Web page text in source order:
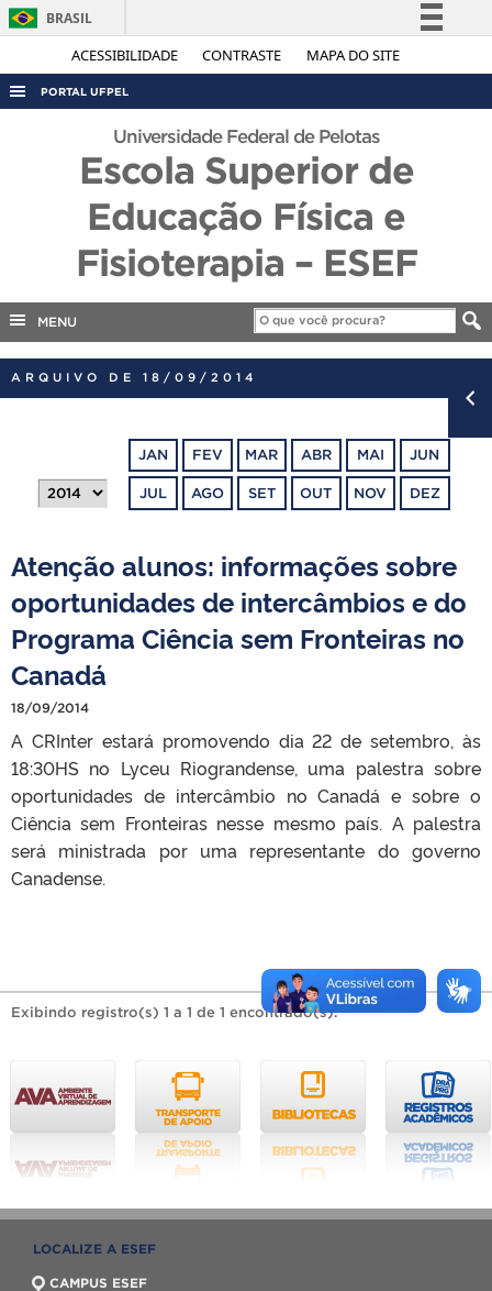
ACESSIBILIDADE CONTRASTE MAPA DO SITE
BRASIL
Simplifique!
Acesso à informação
Legislação
Canais
PORTAL UFPEL
ACESSO À INFORMAÇÃO
AUDITORIA
COBALTO
EDITAIS
INTERNACIONAL
Universidade Federal de Pelotas
Escola Superior de
Educação Física e
Fisioterapia – ESEF
MENU
ARQUIVO DE 18/09/2014
JAN FEV MAR ABR MAI JUN
JUL AGO SET OUT NOV DEZ
Atenção alunos: informações sobre
oportunidades de intercâmbios e do
Programa Ciência sem Fronteiras no
Canadá
18/09/2014
A CRInter estará promovendo dia 22 de setembro, às
18:30HS no Lyceu Riograndense, uma palestra sobre
oportunidades de intercâmbio no Canadá e sobre o
Ciência sem Fronteiras nesse mesmo país. A palestra
será ministrada por uma representante do governo
Canadense.
Exibindo registro(s) 1 a 1 de 1 encontrado(s).
LOCALIZE A ESEF
CAMPUS ESEF